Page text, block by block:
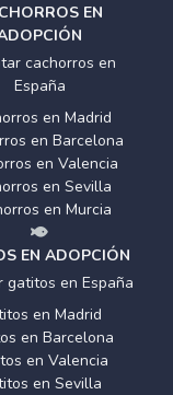
EN
cachorros en
España
en Madrid
en Barcelona
en Valencia
en Sevilla
en Murcia
EN ADOPCIÓN
gatitos en España
en Madrid
en Barcelona
en Valencia
en Sevilla